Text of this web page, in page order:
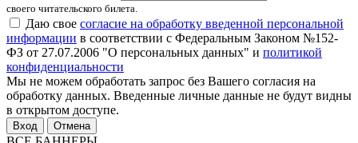
своего читательского билета.
Даю свое согласие на обработку введенной персональной
информации в соответствии с Федеральным Законом №152-
ФЗ от 27.07.2006 "О персональных данных" и политикой
конфиденциальности
Мы не можем обработать запрос без Вашего согласия на
обработку данных. Введенные личные данные не будут видны
в открытом доступе.
Отмена